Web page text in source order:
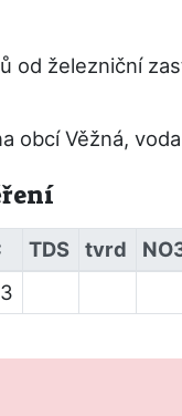
od železniční
obcí Věžná,
TDS tvrd